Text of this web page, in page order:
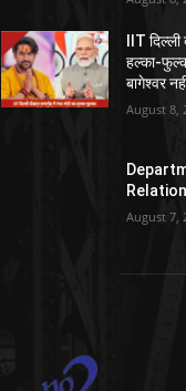
IIT
हल्का-
बागेश्वर
August 8,
August 7,